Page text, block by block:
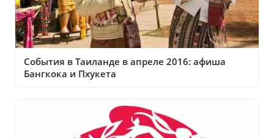
События в Таиланде в апреле 2016: афиша
Бангкока и Пхукета